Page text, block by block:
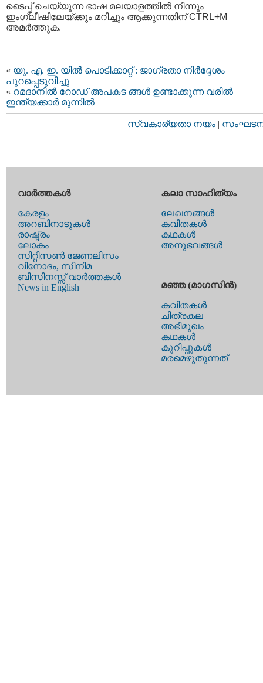
ടൈപ്പ്‌ ചെയ്യുന്ന ഭാഷ മലയാളത്തില്‍ നിന്നും
ഇംഗ്ലീഷിലേയ്ക്കും മറിച്ചും ആക്കുന്നതിന് CTRL+M
അമര്‍ത്തുക.
« യു. എ. ഇ. യില്‍ പൊടിക്കാറ്റ് : ജാഗ്രതാ നിര്‍ദ്ദേശം
പുറപ്പെടുവിച്ചു
« റമദാനില്‍ റോഡ് അപകട ങ്ങള്‍ ഉണ്ടാക്കുന്ന വരില്‍
ഇന്ത്യക്കാര്‍ മുന്നില്‍
സ്വകാര്യതാ നയം |
വാര്‍ത്തകള്‍
കേരളം
അറബിനാടുകള്‍
രാഷ്ട്രം
ലോകം
സിറ്റിസണ്‍ ജേണലിസം
വിനോദം, സിനിമ
ബിസിനസ്സ് വാര്‍ത്തകള്‍
News in English
കലാ സാഹിത്യം
ലേഖനങ്ങള്‍
കവിതകള്‍
കഥകള്‍
അനുഭവങ്ങള്‍
മഞ്ഞ (മാഗസിന്‍)
കവിതകള്‍
ചിത്രകല
അഭിമുഖം
കഥകള്‍
കുറിപ്പുകള്‍
മരമെഴുതുന്നത്